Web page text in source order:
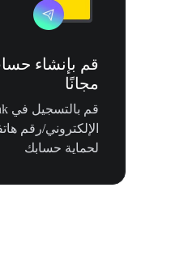
مجانًا
الإلكتروني/رقم
لحماية حسابك